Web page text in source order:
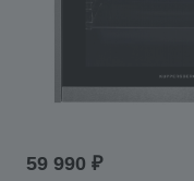
59 990 ₽